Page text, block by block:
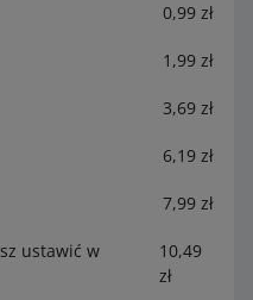
0,99 zł
1,99 zł
3,69 zł
6,19 zł
7,99 zł
ustawić w
10,49
zł